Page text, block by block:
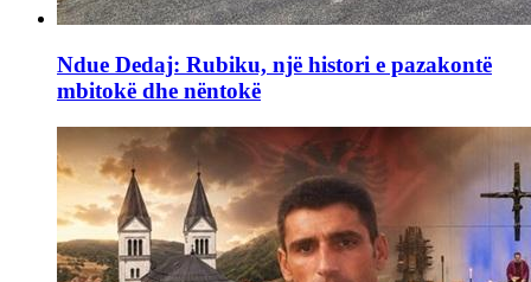
Ndue Dedaj: Rubiku, një histori e pazakontë
mbitokë dhe nëntokë